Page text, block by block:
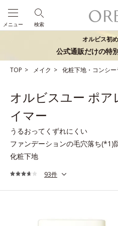
検索
メニュー
オルビス初
公式通販だけの特
TOP メイク 化粧下地・コンシー
オルビスユー ポア
イマー
うるおってくずれにくい
ファンデーションの毛穴落ち(*1)
化粧下地
93件